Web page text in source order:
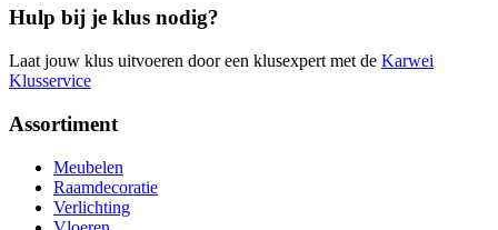
Hulp bij je klus nodig?
Laat jouw klus uitvoeren door een klusexpert met de Karwei
Klusservice
Assortiment
Meubelen
Raamdecoratie
Verlichting